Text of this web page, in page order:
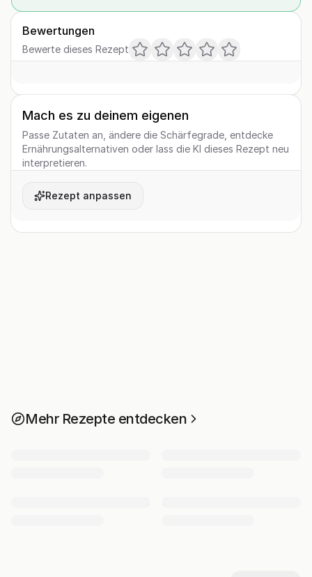
Bewertungen
Bewerte dieses Rezept
Mach es zu deinem eigenen
Passe Zutaten an, ändere die Schärfegrade, entdecke
Ernährungsalternativen oder lass die KI dieses Rezept neu
interpretieren.
Rezept anpassen
Mehr Rezepte entdecken